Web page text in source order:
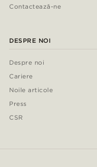
Contactează-ne
DESPRE NOI
Despre noi
Cariere
Noile articole
Press
CSR